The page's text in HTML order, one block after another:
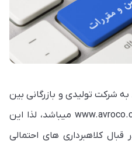
شرکت تولیدی و بازرگانی بین
المللی فلاح با آدرس اینترنتی www.avroco.co میباشد، لذا این
قبال کلاهبرداری های احتمالی